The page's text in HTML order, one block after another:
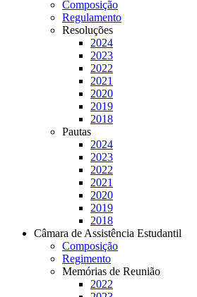
Composição
Regulamento
Resoluções
2024
2023
2022
2021
2020
2019
2018
Pautas
2024
2023
2022
2021
2020
2019
2018
Câmara de Assistência Estudantil
Composição
Regimento
Memórias de Reunião
2022